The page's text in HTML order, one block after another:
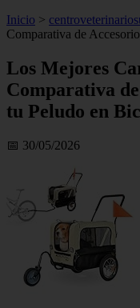
Inicio >
Comparativa de
Los Mejores
Comparativa
tu Peludo en
📅 30/05/2026